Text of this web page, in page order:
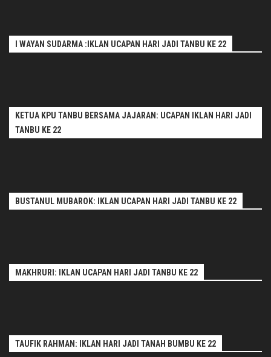
I WAYAN SUDARMA :IKLAN UCAPAN HARI JADI TANBU KE 22
KETUA KPU TANBU BERSAMA JAJARAN: UCAPAN IKLAN HARI JADI
TANBU KE 22
BUSTANUL MUBAROK: IKLAN UCAPAN HARI JADI TANBU KE 22
MAKHRURI: IKLAN UCAPAN HARI JADI TANBU KE 22
TAUFIK RAHMAN: IKLAN HARI JADI TANAH BUMBU KE 22